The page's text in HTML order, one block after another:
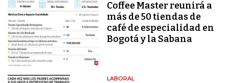
Coffee Master reunirá a
más de 50 tiendas de
café de especialidad en
Bogotá y la Sabana
LABORAL